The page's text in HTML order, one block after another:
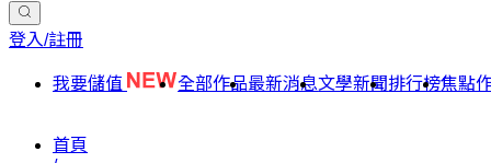
登入/註冊
我要儲值 全部作品最新消息文學新聞排行榜焦點
首頁